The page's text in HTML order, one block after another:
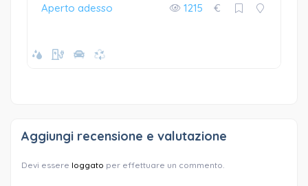
Aperto adesso 1215 €
Aggiungi recensione e valutazione
Devi essere loggato per effettuare un commento.